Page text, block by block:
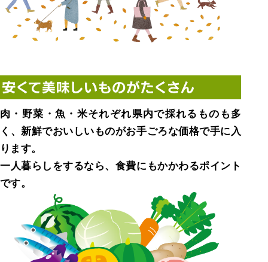
肉・野菜・魚・米それぞれ県内で採れるものも多
く、新鮮でおいしいものがお手ごろな価格で手に入
ります。
一人暮らしをするなら、食費にもかかわるポイント
です。